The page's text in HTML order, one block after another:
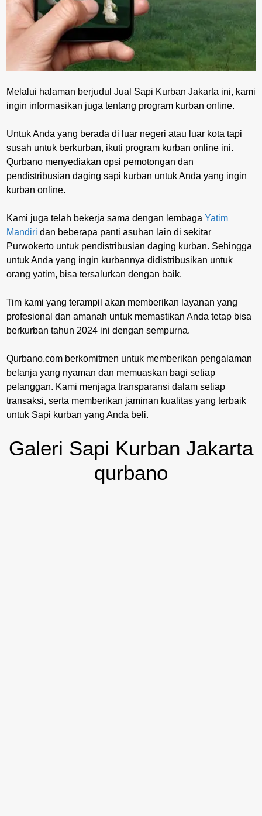
Melalui halaman berjudul Jual Sapi Kurban Jakarta ini, kami
ingin informasikan juga tentang program kurban online.
Untuk Anda yang berada di luar negeri atau luar kota tapi
susah untuk berkurban, ikuti program kurban online ini.
Qurbano menyediakan opsi pemotongan dan
pendistribusian daging sapi kurban untuk Anda yang ingin
kurban online.
Kami juga telah bekerja sama dengan lembaga Yatim
Mandiri dan beberapa panti asuhan lain di sekitar
Purwokerto untuk pendistribusian daging kurban. Sehingga
untuk Anda yang ingin kurbannya didistribusikan untuk
orang yatim, bisa tersalurkan dengan baik.
Tim kami yang terampil akan memberikan layanan yang
profesional dan amanah untuk memastikan Anda tetap bisa
berkurban tahun 2024 ini dengan sempurna.
Qurbano.com berkomitmen untuk memberikan pengalaman
belanja yang nyaman dan memuaskan bagi setiap
pelanggan. Kami menjaga transparansi dalam setiap
transaksi, serta memberikan jaminan kualitas yang terbaik
untuk Sapi kurban yang Anda beli.
Galeri Sapi Kurban Jakarta
qurbano